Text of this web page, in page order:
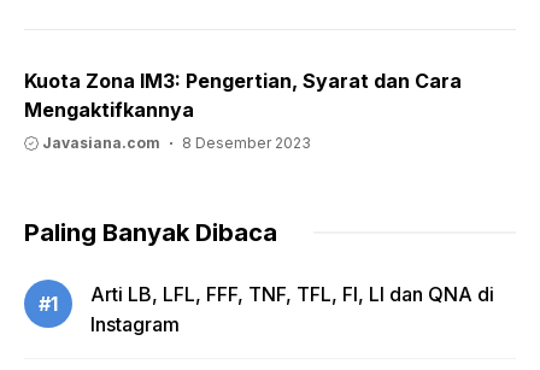
Kuota Zona IM3: Pengertian, Syarat dan Cara
Mengaktifkannya
Javasiana.com 8 Desember 2023
Paling Banyak Dibaca
#1
Arti LB, LFL, FFF, TNF, TFL, FI, LI dan QNA di
Instagram